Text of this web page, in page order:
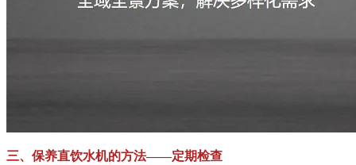
三、保养直饮水机的方法——定期检查